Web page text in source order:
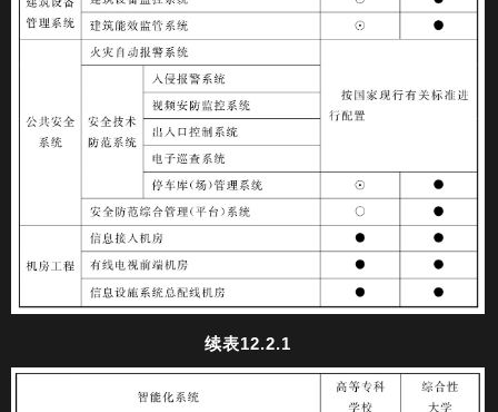
续表12.2.1